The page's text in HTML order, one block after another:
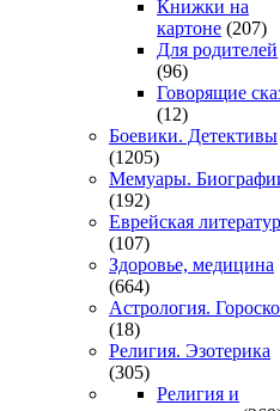
Книжки на
картоне (207)
Для родителей
(96)
Говорящие
(12)
Боевики. Детективы
(1205)
Мемуары.
(192)
Еврейская
(107)
Здоровье, медицина
(664)
Астрология.
(18)
Религия. Эзотерика
(305)
Религия и